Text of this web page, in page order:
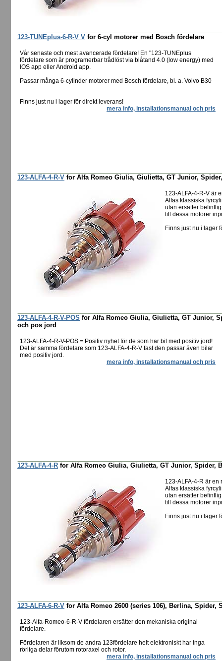
123-TUNEplus-6-R-V V for 6-cyl motorer med Bosch fördelare
Vår senaste och mest avancerade fördelare! En "123-TUNEplus
fördelare som är programerbar trådlöst via blåtand 4.0 (low energy) med
IOS app eller Android app.
Passar många 6-cylinder motorer med Bosch fördelare, bl. a. Volvo B30
Finns just nu i lager för direkt leverans!
mera info, installationsmanual och pris
123-ALFA-4-R-V for Alfa Romeo Giulia, Giulietta, GT Junior,
123-ALFA-4-R-V är
Alfas klassiska
utan ersätter
till dessa motorer
Finns just nu i lager
123-ALFA-4-R-V-POS for Alfa Romeo Giulia, Giulietta, GT Junior,
och pos jord
123-ALFA-4-R-V-POS = Positiv nyhet för de som har bil med positiv jord!
Det är samma fördelare som 123-ALFA-4-R-V fast den passar även bilar
med positiv jord.
mera info, installationsmanual och pris
123-ALFA-4-R for Alfa Romeo Giulia, Giulietta, GT Junior, Spider,
123-ALFA-4-R är
Alfas klassiska
utan ersätter
till dessa motorer
Finns just nu i lager
123-ALFA-6-R-V for Alfa Romeo 2600 (series 106), Berlina, Spider,
123-Alfa-Romeo-6-R-V fördelaren ersätter den mekaniska original
fördelare.
Fördelaren är liksom de andra 123fördelare helt elektroniskt har inga
rörliga delar förutom rotoraxel och rotor.
mera info, installationsmanual och pris